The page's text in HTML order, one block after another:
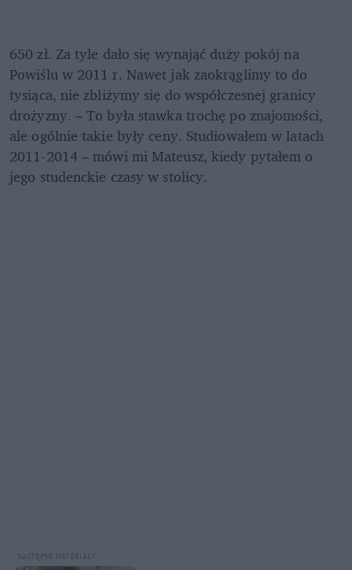
650 zł. Za tyle dało się wynająć duży pokój na
Powiślu w 2011 r. Nawet jak zaokrąglimy to do
tysiąca, nie zbliżymy się do współczesnej granicy
drożyzny. – To była stawka trochę po znajomości,
ale ogólnie takie były ceny. Studiowałem w latach
2011-2014 – mówi mi Mateusz, kiedy pytałem o
jego studenckie czasy w stolicy.